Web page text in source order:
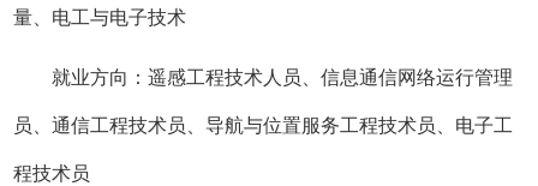
量、电工与电子技术
就业方向：遥感工程技术人员、信息通信网络运行管理
员、通信工程技术员、导航与位置服务工程技术员、电子工
程技术员